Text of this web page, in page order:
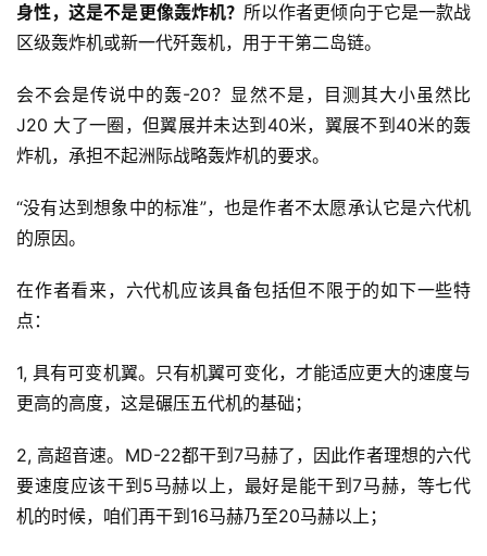
身性，这是不是更像轰炸机？ 所以作者更倾向于它是一款战
区级轰炸机或新一代歼轰机，用于干第二岛链。
会不会是传说中的轰-20？显然不是，目测其大小虽然比
J20 大了一圈，但翼展并未达到40米，翼展不到40米的轰
炸机，承担不起洲际战略轰炸机的要求。
“没有达到想象中的标准”，也是作者不太愿承认它是六代机
的原因。
在作者看来，六代机应该具备包括但不限于的如下一些特
点：
1, 具有可变机翼。只有机翼可变化，才能适应更大的速度与
更高的高度，这是碾压五代机的基础；
2, 高超音速。MD-22都干到7马赫了，因此作者理想的六代
要速度应该干到5马赫以上，最好是能干到7马赫，等七代
机的时候，咱们再干到16马赫乃至20马赫以上；